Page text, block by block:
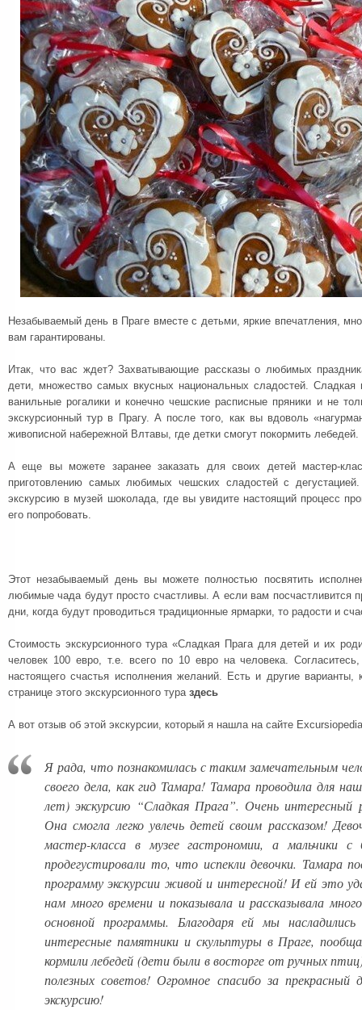
Незабываемый день в Праге вместе с детьми, яркие впечатления,
вам гарантированы.
Итак, что вас ждет? Захватывающие рассказы о любимых
дети, множество самых вкусных национальных сладостей. Сладкая
ванильные рогалики и конечно чешские расписные пряники и не
экскурсионный тур в Прагу. А после того, как вы вдоволь
живописной набережной Влтавы, где детки смогут покормить лебедей.
А еще вы можете заранее заказать для своих детей мастер-
приготовлению самых любимых чешских сладостей с
экскурсию в музей шоколада, где вы увидите настоящий процесс
его попробовать.
Этот незабываемый день вы можете полностью посвятить
любимые чада будут просто счастливы. А если вам посчастливится
дни, когда будут проводиться традиционные ярмарки, то радости и
Стоимость экскурсионного тура «Сладкая Прага для детей и их
человек 100 евро, т.е. всего по 10 евро на человека.
настоящего счастья исполнения желаний. Есть и другие
странице этого экскурсионного тура здесь
А вот отзыв об этой экскурсии, который я нашла на сайте
Я рада, что познакомилась с таким замечательным
своего дела, как гид Тамара! Тамара проводила для
лет) экскурсию “Сладкая Прага”. Очень интересный
Она смогла легко увлечь детей своим рассказом!
мастер-класса в музее гастрономии, а мальчики с
продегустировали то, что испекли девочки. Тамара
программу экскурсии живой и интересной! И ей это
нам много времени и показывала и рассказывала
основной программы. Благодаря ей мы насладились
интересные памятники и скульптуры в Праге,
кормили лебедей (дети были в восторге от ручных
полезных советов! Огромное спасибо за
экскурсию!